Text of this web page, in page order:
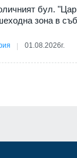
бул.
зона в
01.08.2026г.